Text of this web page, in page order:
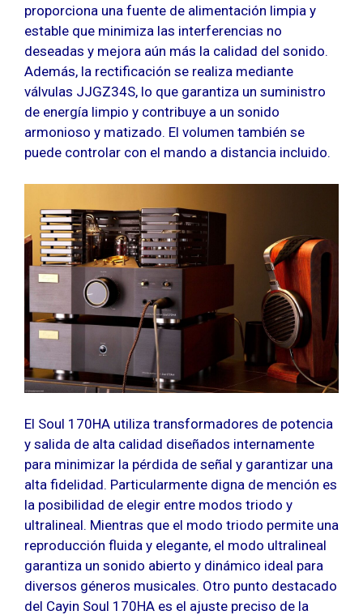
proporciona una fuente de alimentación limpia y
estable que minimiza las interferencias no
deseadas y mejora aún más la calidad del sonido.
Además, la rectificación se realiza mediante
válvulas JJGZ34S, lo que garantiza un suministro
de energía limpio y contribuye a un sonido
armonioso y matizado. El volumen también se
puede controlar con el mando a distancia incluido.
El Soul 170HA utiliza transformadores de potencia
y salida de alta calidad diseñados internamente
para minimizar la pérdida de señal y garantizar una
alta fidelidad. Particularmente digna de mención es
la posibilidad de elegir entre modos triodo y
ultralineal. Mientras que el modo triodo permite una
reproducción fluida y elegante, el modo ultralineal
garantiza un sonido abierto y dinámico ideal para
diversos géneros musicales. Otro punto destacado
del Cayin Soul 170HA es el ajuste preciso de la